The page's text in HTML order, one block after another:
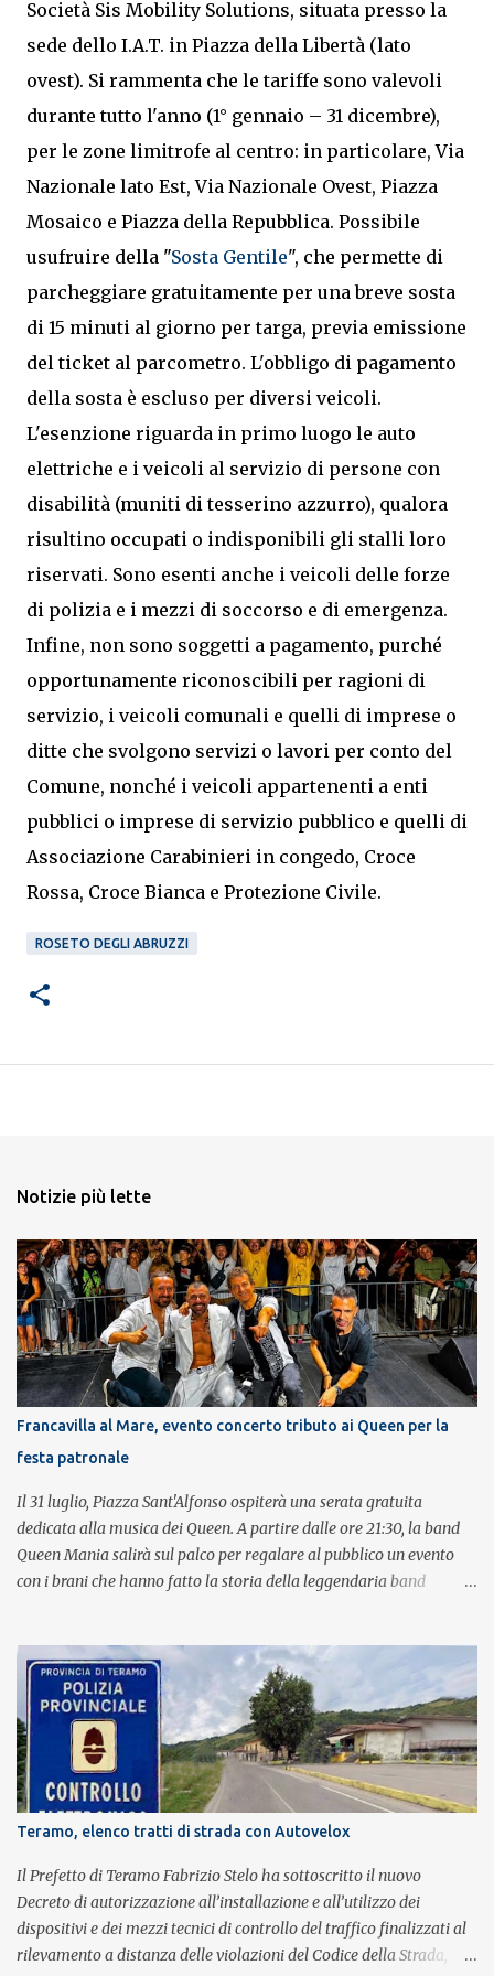
Società Sis Mobility Solutions, situata presso la
sede dello I.A.T. in Piazza della Libertà (lato
ovest). Si rammenta che le tariffe sono valevoli
durante tutto l'anno (1° gennaio – 31 dicembre),
per le zone limitrofe al centro: in particolare, Via
Nazionale lato Est, Via Nazionale Ovest, Piazza
Mosaico e Piazza della Repubblica. Possibile
usufruire della "Sosta Gentile", che permette di
parcheggiare gratuitamente per una breve sosta
di 15 minuti al giorno per targa, previa emissione
del ticket al parcometro. L'obbligo di pagamento
della sosta è escluso per diversi veicoli.
L'esenzione riguarda in primo luogo le auto
elettriche e i veicoli al servizio di persone con
disabilità (muniti di tesserino azzurro), qualora
risultino occupati o indisponibili gli stalli loro
riservati. Sono esenti anche i veicoli delle forze
di polizia e i mezzi di soccorso e di emergenza.
Infine, non sono soggetti a pagamento, purché
opportunamente riconoscibili per ragioni di
servizio, i veicoli comunali e quelli di imprese o
ditte che svolgono servizi o lavori per conto del
Comune, nonché i veicoli appartenenti a enti
pubblici o imprese di servizio pubblico e quelli di
Associazione Carabinieri in congedo, Croce
Rossa, Croce Bianca e Protezione Civile.
ROSETO DEGLI ABRUZZI
Notizie più lette
Francavilla al Mare, evento concerto tributo ai Queen per la
festa patronale
Il 31 luglio, Piazza Sant'Alfonso ospiterà una serata gratuita
dedicata alla musica dei Queen. A partire dalle ore 21:30, la band
Queen Mania salirà sul palco per regalare al pubblico un evento
con i brani che hanno fatto la storia della leggendaria band
con grande successo la passione e l'energia del celebre gruppo. Lo
spettacolo si inserisce nell'ambito dei festeggiamenti in onore di
Sant'Alfonso, il santo patrono della città. La formazione sul palco è
composta da Simone Fortuna alla batteria e voce, Fabrizio
Palermo al basso e voce, Tiziano Giampieri alla chitarra e voce, e
Salvo Vinci alla voce. Salvo Vinci è la voce scelta direttamente da
Brian May e Roger Taylor per il musical We Will Rock You.
Teramo, elenco tratti di strada con Autovelox
Il Prefetto di Teramo Fabrizio Stelo ha sottoscritto il nuovo
Decreto di autorizzazione all’installazione e all’utilizzo dei
dispositivi e dei mezzi tecnici di controllo del traffico finalizzati al
rilevamento a distanza delle violazioni del Codice della Strada,